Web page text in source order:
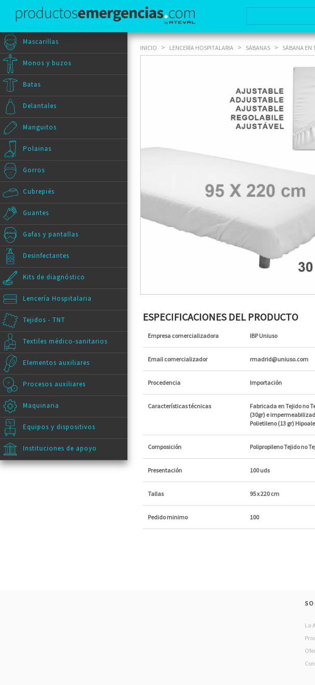
Mascarillas
Monos y buzos
Batas
Delantales
Manguitos
Polainas
Gorros
Cubrepiés
Guantes
Gafas y pantallas
Desinfectantes
Kits de diagnóstico
Lencería Hospitalaria
Tejidos - TNT
Textiles médico-sanitarios
Elementos auxiliares
Procesos auxiliares
Maquinaria
Equipos y dispositivos
Instituciones de apoyo
INICIO > LENCERÍA HOSPITALARIA > SÁBANAS > SÁBANA EN
ESPECIFICACIONES DEL PRODUCTO
Empresa comercializadora IBP Uniuso
Email comercializador rmadrid@uniuso.com
Procedencia Importación
Características técnicas
Fabricada en Tejido no
(30gr) e
Polietileno (13 gr)
Composición Polipropileno Tejido no
Presentación 100 uds
Tallas 95 x 220 cm
Pedido minimo 100
La